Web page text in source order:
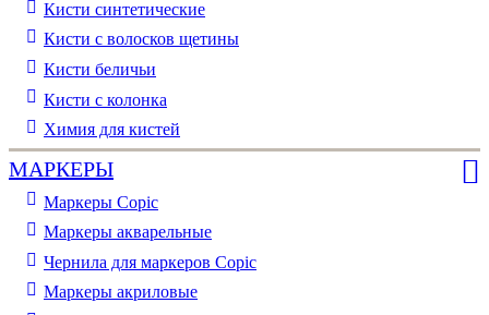
Кисти синтетические
Кисти с волосков щетины
Кисти беличьи
Кисти с колонка
Химия для кистей
МАРКЕРЫ
Маркеры Copic
Маркеры акварельные
Чернила для маркеров Copic
Маркеры акриловые